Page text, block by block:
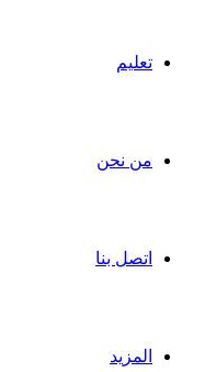
تعليم
من نحن
اتصل بنا
المزيد